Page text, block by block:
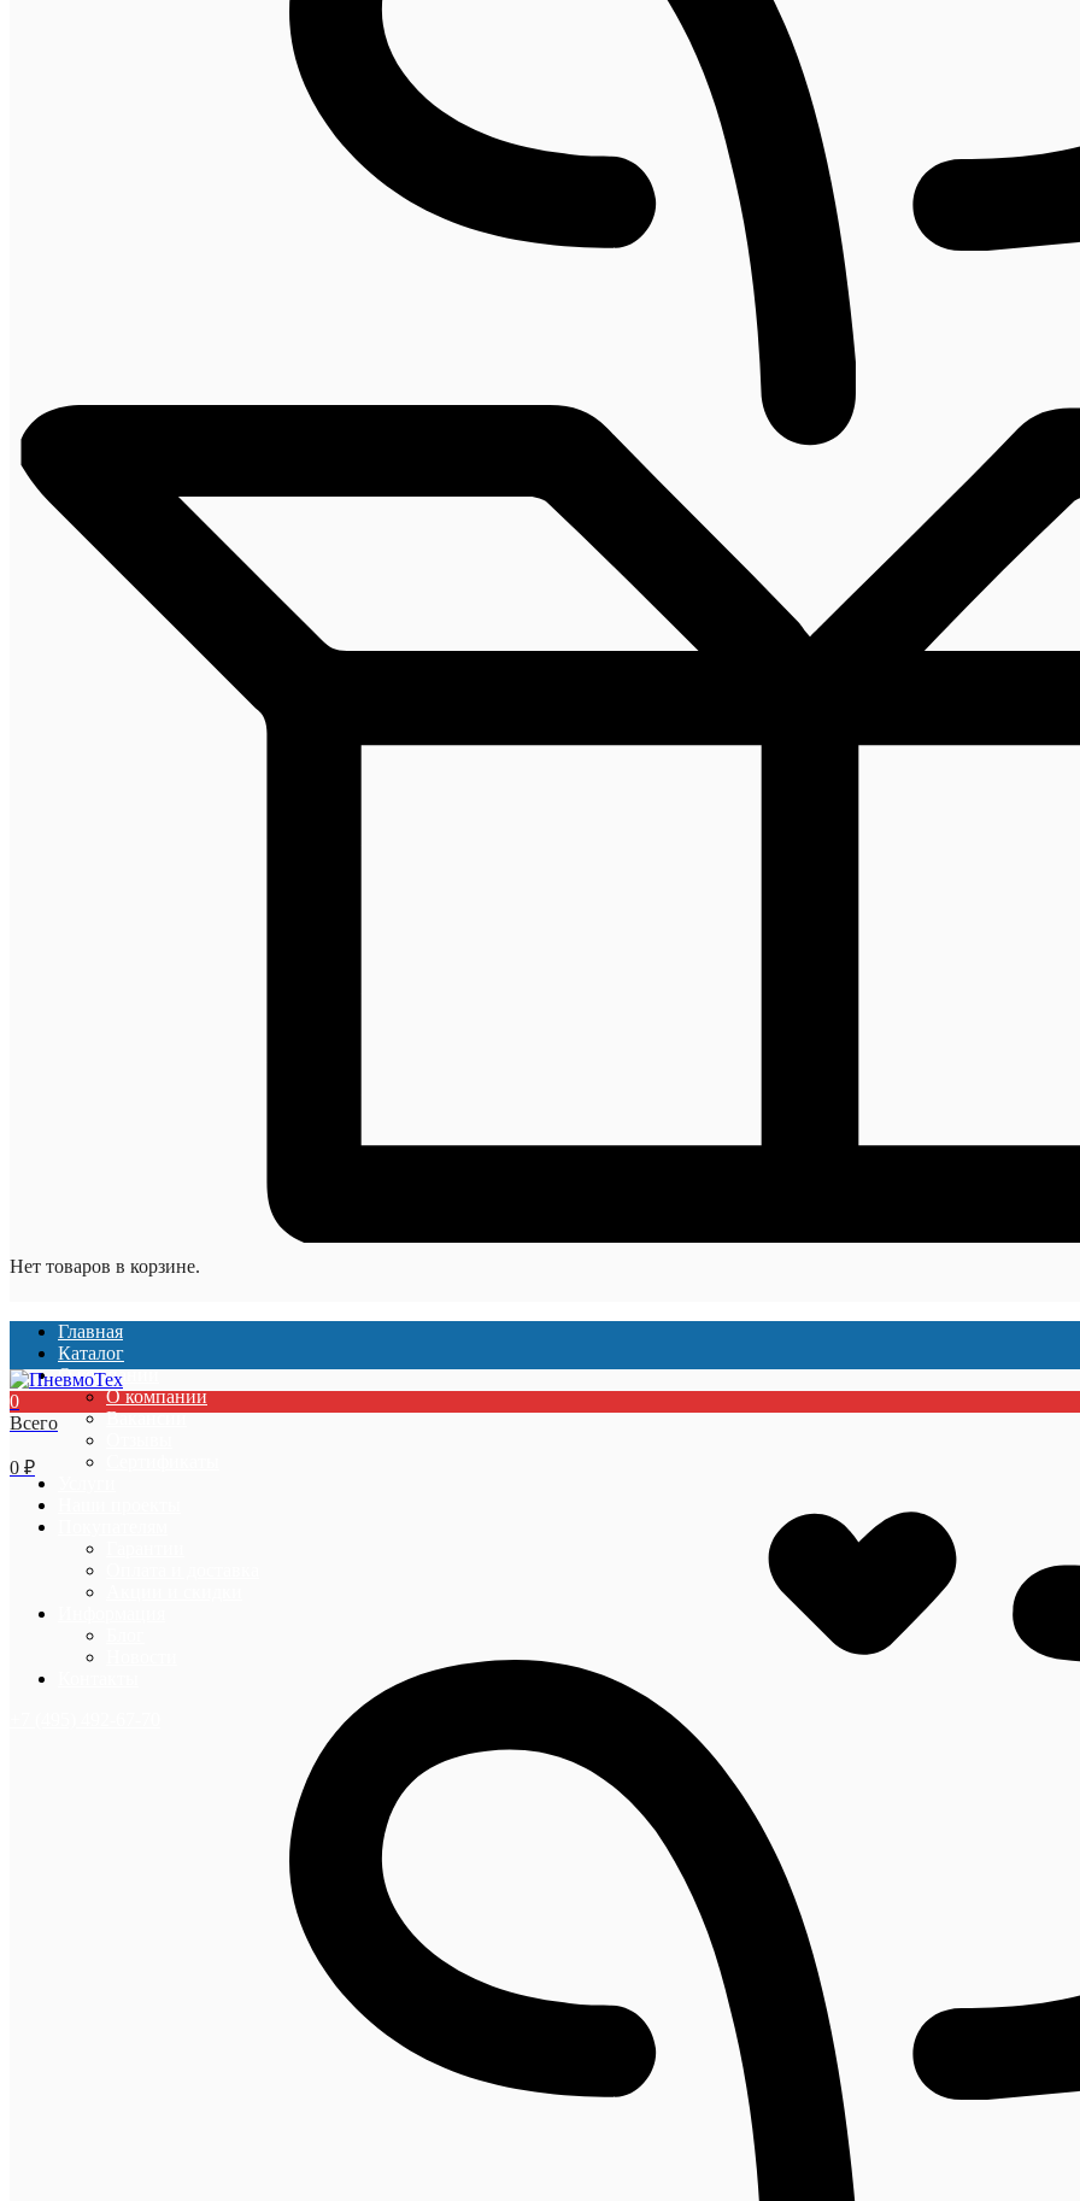
Нет товаров в корзине.
Главная
Каталог
О компании
О компании
Вакансии
0
Всего
0 ₽